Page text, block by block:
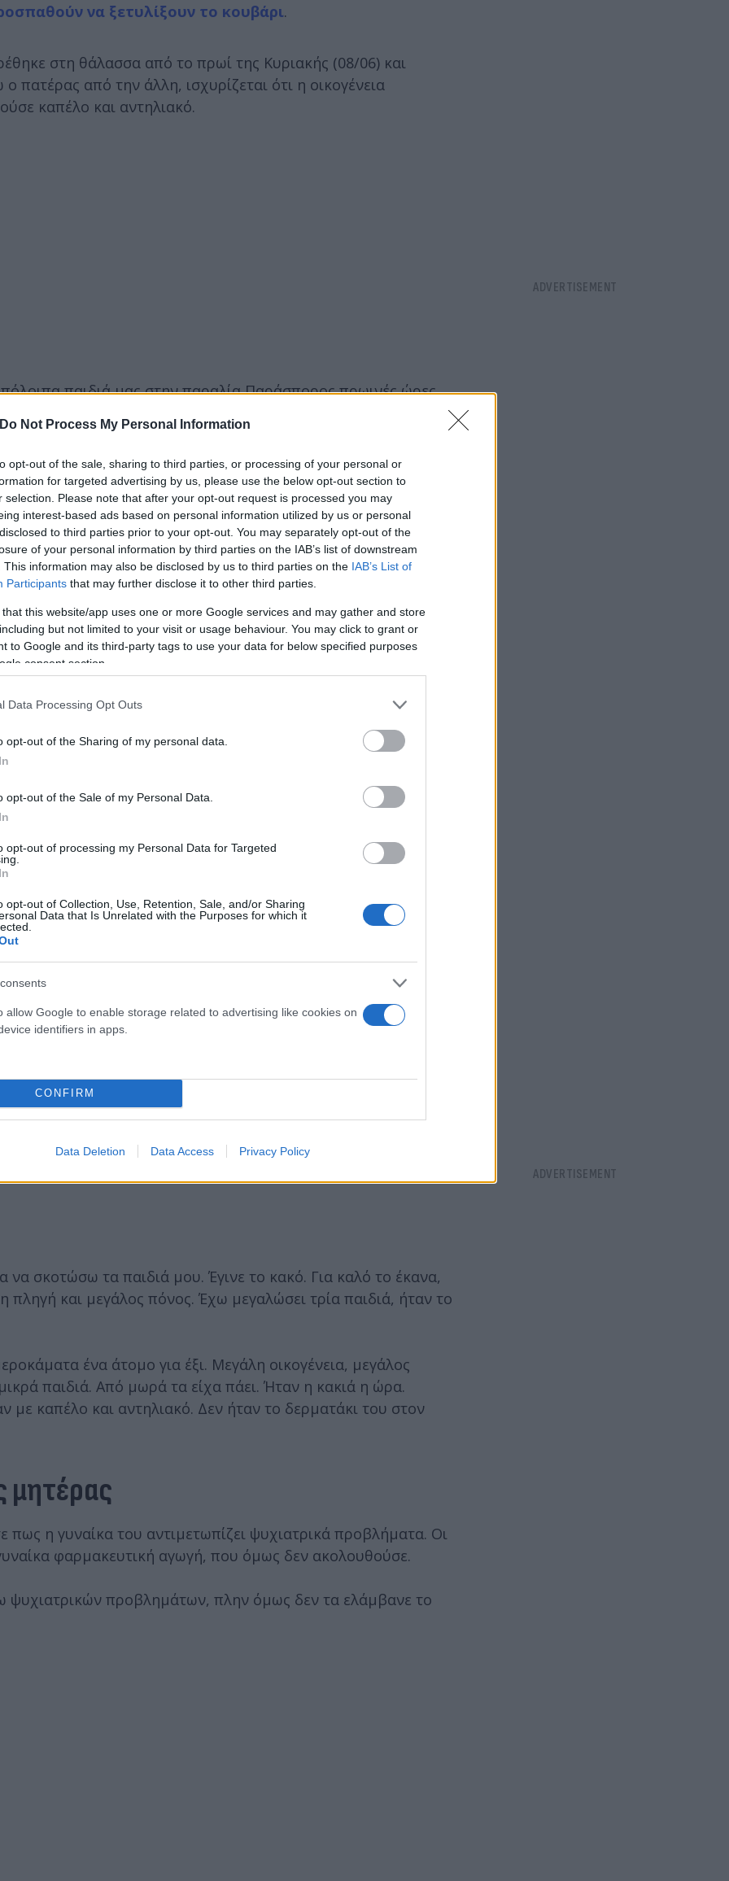
Do Not Process My Personal Information
opt-out of the sale, sharing to third parties, or processing of your personal or
for targeted advertising by us, please use the below opt-out section to
selection. Please note that after your opt-out request is processed you may
interest-based ads based on personal information utilized by us or personal
to third parties prior to your opt-out. You may separately opt-out of the
of your personal information by third parties on the IAB’s list of downstream
This information may also be disclosed by us to third parties on the IAB’s List of
Participants that may further disclose it to other third parties.
that this website/app uses one or more Google services and may gather and store
but not limited to your visit or usage behaviour. You may click to grant or
to Google and its third-party tags to use your data for below specified purposes
consent section.
Data Processing Opt Outs
opt-out of the Sharing of my personal data.
opt-out of the Sale of my Personal Data.
opt-out of processing my Personal Data for Targeted
opt-out of Collection, Use, Retention, Sale, and/or Sharing
Data that Is Unrelated with the Purposes for which it
allow Google to enable storage related to advertising like cookies on
identifiers in apps.
CONFIRM
Data Deletion Data Access Privacy Policy
να ξετυλίξουν το κουβάρι.
στη θάλασσα από το πρωί της Κυριακής (08/06) και
πατέρας από την άλλη, ισχυρίζεται ότι η οικογένεια
καπέλο και αντηλιακό.
παιδιά μας στην παραλία Παράσπορος πρωινές ώρες.
χρονικό διάστημα εκτεθειμένοι στον ήλιο. Το μωρό
πάω στο αυτοκίνητο, το οποίο ήταν σταθμευμένο σε σημείο
αστυνομικούς η μητέρα του βρέφους.
εκεί για περίπου μισή ώρα και στη συνέχεια
ότι δεν είναι πολύ καλά και ότι πρέπει να φύγουμε.
μαζί για το σπίτι».
εικόνα για το πώς πέρασε η οικογένεια την ημέρα της,
παραλία.
σκοτώσω τα παιδιά μου. Έγινε το κακό. Για καλό το έκανα,
και μεγάλος πόνος. Έχω μεγαλώσει τρία παιδιά, ήταν το
ένα άτομο για έξι. Μεγάλη οικογένεια, μεγάλος
παιδιά. Από μωρά τα είχα πάει. Ήταν η κακιά η ώρα.
καπέλο και αντηλιακό. Δεν ήταν το δερματάκι του στον
μητέρας
η γυναίκα του αντιμετωπίζει ψυχιατρικά προβλήματα. Οι
φαρμακευτική αγωγή, που όμως δεν ακολουθούσε.
προβλημάτων, πλην όμως δεν τα ελάμβανε το